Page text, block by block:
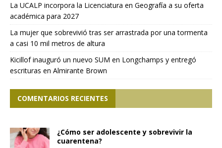
La UCALP incorpora la Licenciatura en Geografía a su oferta
académica para 2027
La mujer que sobrevivió tras ser arrastrada por una tormenta
a casi 10 mil metros de altura
Kicillof inauguró un nuevo SUM en Longchamps y entregó
escrituras en Almirante Brown
COMENTARIOS RECIENTES
¿Cómo ser adolescente y sobrevivir la
cuarentena?